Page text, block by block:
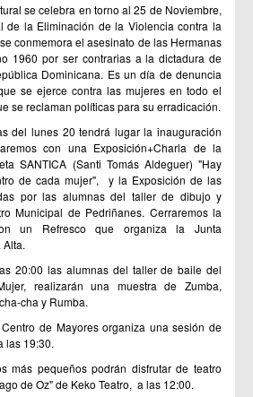
se celebra en torno al 25 de Noviembre,
de la Eliminación de la Violencia contra la
conmemora el asesinato de las Hermanas
1960 por ser contrarias a la dictadura de
Dominicana. Es un día de denuncia
se ejerce contra las mujeres en todo el
se reclaman políticas para su erradicación.
del lunes 20 tendrá lugar la inauguración
con una Exposición+Charla de la
SANTICA (Santi Tomás Aldeguer) "Hay
de cada mujer", y la Exposición de las
por las alumnas del taller de dibujo y
Municipal de Pedriñanes. Cerraremos la
un Refresco que organiza la Junta
20:00 las alumnas del taller de baile del
realizarán una muestra de Zumba,
cha y Rumba.
de Mayores organiza una sesión de
las 19:30.
más pequeños podrán disfrutar de teatro
de Oz" de Keko Teatro, a las 12:00.